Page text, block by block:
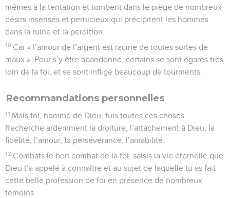
mêmes à la tentation et tombent dans le piège de nombreux
désirs insensés et pernicieux qui précipitent les hommes
dans la ruine et la perdition.
10 Car « l’amour de l’argent est racine de toutes sortes de
maux ». Pour s’y être abandonné, certains se sont égarés très
loin de la foi, et se sont infligé beaucoup de tourments.
Recommandations personnelles
11 Mais toi, homme de Dieu, fuis toutes ces choses.
Recherche ardemment la droiture, l’attachement à Dieu, la
fidélité, l’amour, la persévérance, l’amabilité.
12 Combats le bon combat de la foi, saisis la vie éternelle que
Dieu t’a appelé à connaître et au sujet de laquelle tu as fait
cette belle profession de foi en présence de nombreux
témoins.